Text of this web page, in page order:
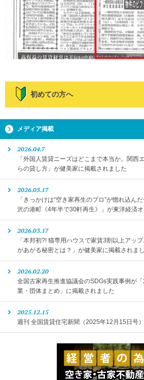
初めての方へ
メディア掲載
2026.04.7
「外国人賃貸ニーズはどこまで本当か。関西
らの貸し方」が健美家に掲載されました
2026.03.17
「きっかけは“空き家再生のプロ”が惚れ込ん
沢の港町《4年半で30軒再生》」が東洋経済
2026.03.17
「本邦初?! 猫専用ハウスで家賃3割以上アッ
があがる秘密とは？」が健美家に掲載されま
2026.02.20
全国古家再生推進協議会のSDGs実践事例が
業・団体まとめ」に掲載されました
2025.12.15
週刊 全国賃貸住宅新聞（2025年12月15日号